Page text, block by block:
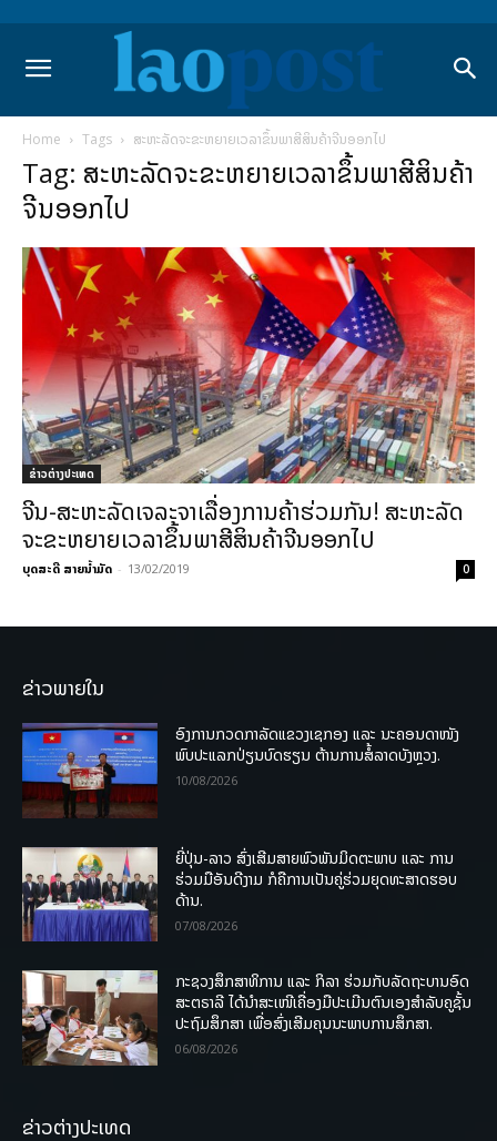
Home Tags ສະຫະລັດຈະຂະຫຍາຍເວລາຂຶ້ນພາສີສິນຄ້າຈີນອອກໄປ
Tag: ສະຫະລັດຈະຂະຫຍາຍເວລາຂຶ້ນພາສີສິນຄ້າ
ຈີນອອກໄປ
ຂ່າວຕ່າງປະເທດ
ຈີນ-ສະຫະລັດເຈລະຈາເລື່ອງການຄ້າຮ່ວມກັນ! ສະຫະລັດ
ຈະຂະຫຍາຍເວລາຂຶ້ນພາສີສິນຄ້າຈີນອອກໄປ
ບຸດສະດີ ສາຍນ້ຳມັດ - 13/02/2019 0
ຂ່າວພາຍໃນ
ອົງການກວດກາລັດແຂວງເຊກອງ ແລະ ນະຄອນດາໜັງ
ພົບປະແລກປ່ຽນບົດຮຽນ ຕ້ານການສໍ້ລາດບັງຫຼວງ.
10/08/2026
ຍີ່ປຸ່ນ-ລາວ ສົ່ງເສີມສາຍພົວພັນມິດຕະພາບ ແລະ ການ
ຮ່ວມມືອັນດີງາມ ກໍຄືການເປັນຄູ່ຮ່ວມຍຸດທະສາດຮອບ
ດ້ານ.
07/08/2026
ກະຊວງສຶກສາທິການ ແລະ ກິລາ ຮ່ວມກັບລັດຖະບານອົດ
ສະຕຣາລີ ໄດ້ນຳສະເໜີເຄື່ອງມືປະເມີນຕົນເອງສຳລັບຄູຊັ້ນ
ປະຖົມສຶກສາ ເພື່ອສົ່ງເສີມຄຸນນະພາບການສຶກສາ.
06/08/2026
ຂ່າວຕ່າງປະເທດ